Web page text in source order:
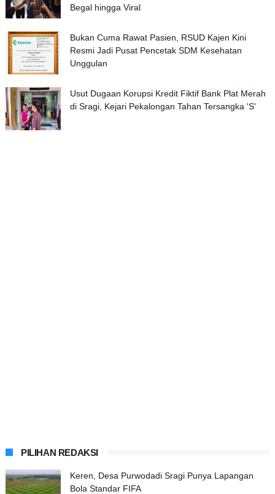
Begal hingga Viral
Bukan Cuma Rawat Pasien, RSUD Kajen Kini
Resmi Jadi Pusat Pencetak SDM Kesehatan
Unggulan
Usut Dugaan Korupsi Kredit Fiktif Bank Plat Merah
di Sragi, Kejari Pekalongan Tahan Tersangka 'S'
PILIHAN REDAKSI
Keren, Desa Purwodadi Sragi Punya Lapangan
Bola Standar FIFA